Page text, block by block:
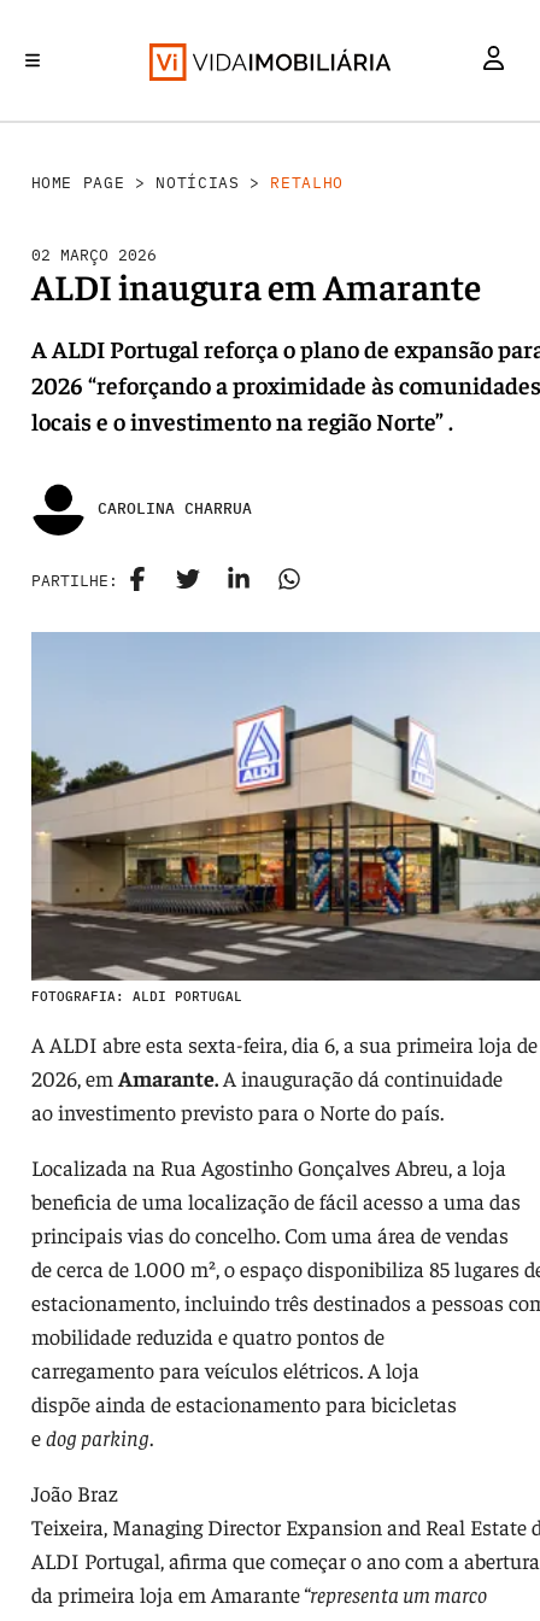
HOME PAGE > NOTÍCIAS > RETALHO
02 MARÇO 2026
ALDI inaugura em Amarante
A ALDI Portugal reforça o plano de expansão
2026 “reforçando a proximidade às comunidades
locais e o investimento na região Norte” .
CAROLINA CHARRUA
PARTILHE:
FOTOGRAFIA: ALDI PORTUGAL
A ALDI abre esta sexta-feira, dia 6, a sua primeira loja de
2026, em Amarante.A inauguração dá continuidade
ao investimento previsto para o Norte do país.
Localizada na Rua Agostinho Gonçalves Abreu, a loja
beneficia de uma localização de fácil acesso a uma das
principais vias do concelho. Com uma área de vendas
de cerca de 1.000 m², o espaço disponibiliza 85 lugares
estacionamento, incluindo três destinados a pessoas
mobilidade reduzida e quatro pontos de
carregamento para veículos elétricos. A loja
dispõe ainda de estacionamento para bicicletas
edog parking.
João Braz
Teixeira, Managing Director Expansion and Real Estate
ALDI Portugal, afirma que começar o ano com a abertura
da primeira loja em Amarante“representa um marco